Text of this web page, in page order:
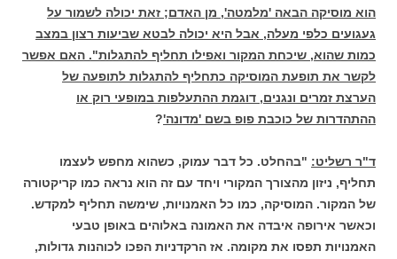
הוא מוסיקה הבאה 'מלמטה', מן האדם; זאת יכולה לשמור על
געגועים כלפי מעלה, אבל היא יכולה לבטא שביעות רצון במצב
כמות שהוא, שיכחת המקור ואפילו תחליף להתגלות". האם אפשר
לקשר את תופעת המוסיקה כתחליף להתגלות לתופעה של
הערצת זמרים ונגנים, דוגמת ההתעלפות במופעי רוק או
ההתהדרות של כוכבת פופ בשם 'מדונה'?
ד"ר רשליט: "בהחלט. כל דבר עמוק, כשהוא מחפש לעצמו
תחליף, ניזון מהצורך המקורי ויחד עם זה הוא נראה כמו קריקטורה
של המקור. המוסיקה, כמו כל האמנויות, שימשה תחליף למקדש.
וכאשר אירופה איבדה את האמונה באלוהים באופן טבעי
האמנויות תפסו את מקומה. אז הרקדניות הפכו לכוהנות גדולות,